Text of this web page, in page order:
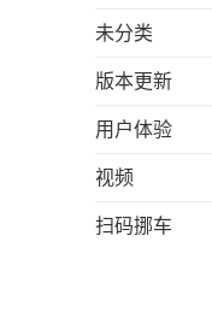
未分类
版本更新
用户体验
视频
扫码挪车